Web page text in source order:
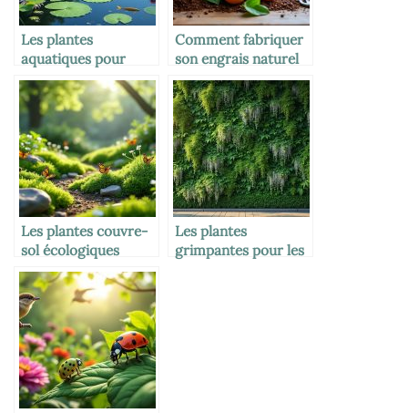
Les plantes
aquatiques pour
bassin naturel
Comment fabriquer
son engrais naturel
Les plantes couvre-
sol écologiques
Les plantes
grimpantes pour les